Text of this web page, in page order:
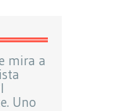
mira a
Uno